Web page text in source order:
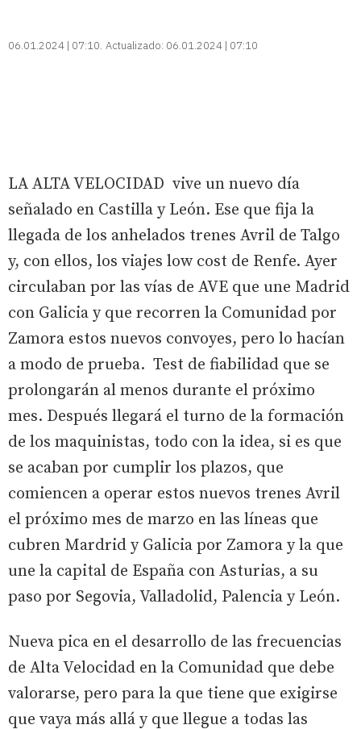
06.01.2024 | 07:10 Actualizado: 06.01.2024 | 07:10
LA ALTA VELOCIDAD vive un nuevo día
señalado en Castilla y León. Ese que fija la
llegada de los anhelados trenes Avril de Talgo
y, con ellos, los viajes low cost de Renfe. Ayer
circulaban por las vías de AVE que une Madrid
con Galicia y que recorren la Comunidad por
Zamora estos nuevos convoyes, pero lo hacían
a modo de prueba. Test de fiabilidad que se
prolongarán al menos durante el próximo
mes. Después llegará el turno de la formación
de los maquinistas, todo con la idea, si es que
se acaban por cumplir los plazos, que
comiencen a operar estos nuevos trenes Avril
el próximo mes de marzo en las líneas que
cubren Mardrid y Galicia por Zamora y la que
une la capital de España con Asturias, a su
paso por Segovia, Valladolid, Palencia y León.
Nueva pica en el desarrollo de las frecuencias
de Alta Velocidad en la Comunidad que debe
valorarse, pero para la que tiene que exigirse
que vaya más allá y que llegue a todas las